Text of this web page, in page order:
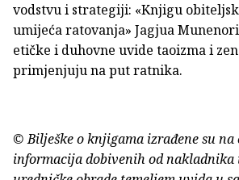
vodstvu i strategiji: «Knjigu
umijeća ratovanja» Jagjua
etičke i duhovne uvide taoizma i
primjenjuju na put ratnika.
© Bilješke o knjigama izrađene su na
informacija dobivenih od nakladnika